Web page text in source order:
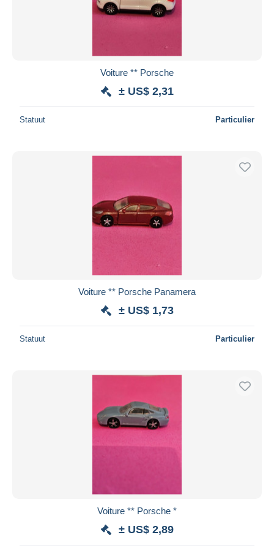
Voiture ** Porsche
± US$ 2,31
Statuut Particulier
Voiture ** Porsche Panamera
± US$ 1,73
Statuut Particulier
Voiture ** Porsche *
± US$ 2,89